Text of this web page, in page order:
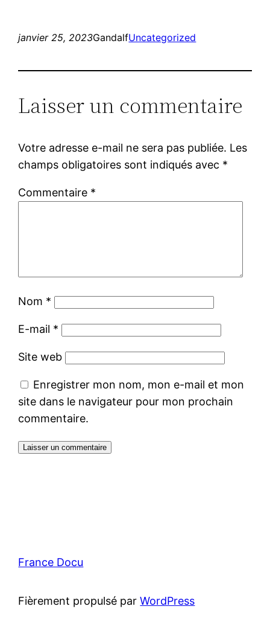
janvier 25, 2023GandalfUncategorized
Laisser un commentaire
Votre adresse e-mail ne sera pas publiée. Les
champs obligatoires sont indiqués avec *
Commentaire *
Nom *
E-mail *
Site web
Enregistrer mon nom, mon e-mail et mon
site dans le navigateur pour mon prochain
commentaire.
France Docu
Fièrement propulsé parWordPress